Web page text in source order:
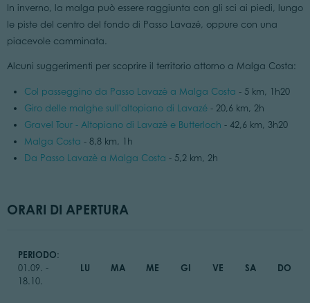
In inverno, la malga può essere raggiunta con gli sci ai piedi, lungo
le piste del centro del fondo di Passo Lavazé, oppure con una
piacevole camminata.
Alcuni suggerimenti per scoprire il territorio attorno a Malga Costa:
Col passeggino da Passo Lavazè a Malga Costa - 5 km, 1h20
Giro delle malghe sull'altopiano di Lavazé- 20,6 km, 2h
Gravel Tour - Altopiano di Lavazè e Butterloch- 42,6 km, 3h20
Malga Costa- 8,8 km, 1h
Da Passo Lavazè a Malga Costa- 5,2 km, 2h
ORARI DI APERTURA
PERIODO:
01.09. -
18.10.
LU MA ME GI VE SA DO